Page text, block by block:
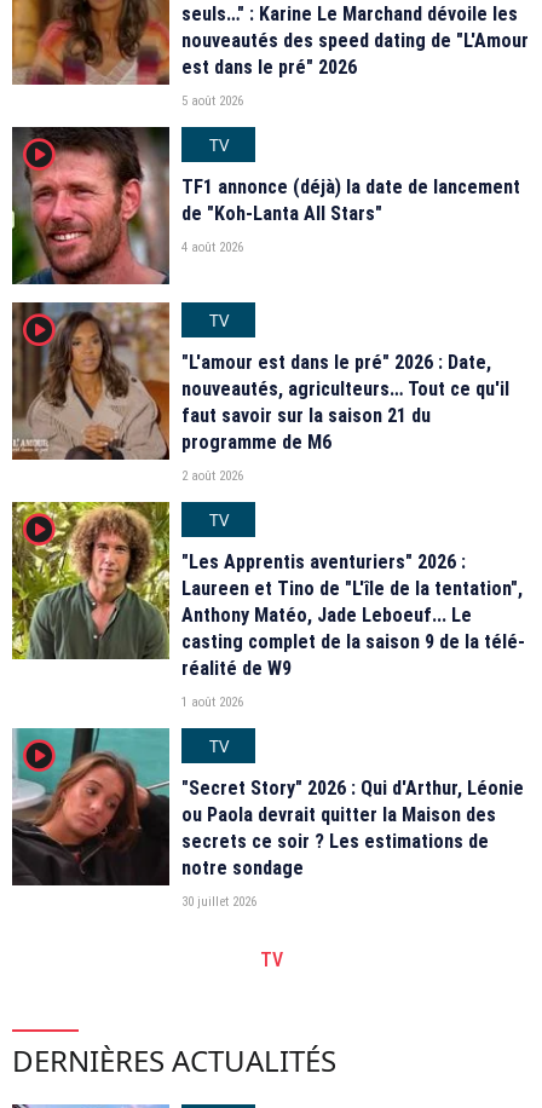
seuls…" : Karine Le Marchand dévoile les
nouveautés des speed dating de "L'Amour
est dans le pré" 2026
5 août 2026
player2
TV
TF1 annonce (déjà) la date de lancement
de "Koh-Lanta All Stars"
4 août 2026
player2
TV
"L'amour est dans le pré" 2026 : Date,
nouveautés, agriculteurs… Tout ce qu'il
faut savoir sur la saison 21 du
programme de M6
2 août 2026
player2
TV
"Les Apprentis aventuriers" 2026 :
Laureen et Tino de "L'île de la tentation",
Anthony Matéo, Jade Leboeuf... Le
casting complet de la saison 9 de la télé-
réalité de W9
1 août 2026
player2
TV
"Secret Story" 2026 : Qui d'Arthur, Léonie
ou Paola devrait quitter la Maison des
secrets ce soir ? Les estimations de
notre sondage
30 juillet 2026
TV
DERNIÈRES ACTUALITÉS